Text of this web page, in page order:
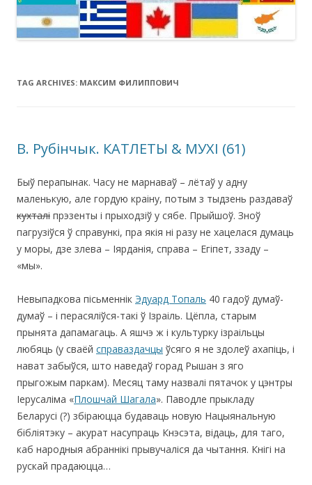
TAG ARCHIVES: МАКСИМ ФИЛИППОВИЧ
В. Рубінчык. КАТЛЕТЫ & МУХІ (61)
Быў перапынак. Часу не марнаваў – лётаў у адну
маленькую, але гордую краіну, потым з тыдзень раздаваў
кухталі прэзенты і прыходзіў у сябе. Прыйшоў. Зноў
пагрузіўся ў справункі, пра якія ні разу не хацелася думаць
у моры, дзе злева – Іярданія, справа – Егіпет, ззаду –
«мы».
Невыпадкова пісьменнік Эдуард Топаль 40 гадоў думаў-
думаў – і перасяліўся-такі ў Ізраіль. Цёпла, старым
прынята дапамагаць. А яшчэ ж і культурку ізраільцы
любяць (у сваёй справаздачцы ўсяго я не здолеў ахапіць, і
нават забыўся, што наведаў горад Рышан з яго
прыгожым паркам). Месяц таму назвалі пятачок у цэнтры
Іерусаліма «Плошчай Шагала». Паводле прыкладу
Беларусі (?) збіраюцца будаваць новую Нацыянальную
бібліятэку – акурат насупраць Кнэсэта, відаць, для таго,
каб народныя абраннікі прывучаліся да чытання. Кнігі на
рускай прадаюцца…